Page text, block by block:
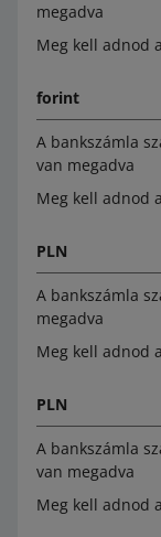
megadva
Meg kell adnod
forint
A bankszámla
van megadva
Meg kell adnod
PLN
A bankszámla
megadva
Meg kell adnod
PLN
A bankszámla
van megadva
Meg kell adnod